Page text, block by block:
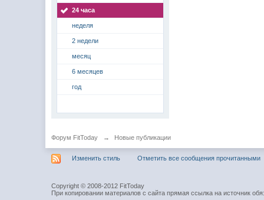
24 часа
неделя
2 недели
месяц
6 месяцев
год
Форум FitToday → Новые публикации
Изменить стиль Отметить все сообщения прочитанными
Copyright © 2008-2012 FitToday
При копировании материалов с сайта прямая ссылка на источник